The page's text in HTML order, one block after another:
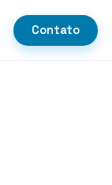
Contato